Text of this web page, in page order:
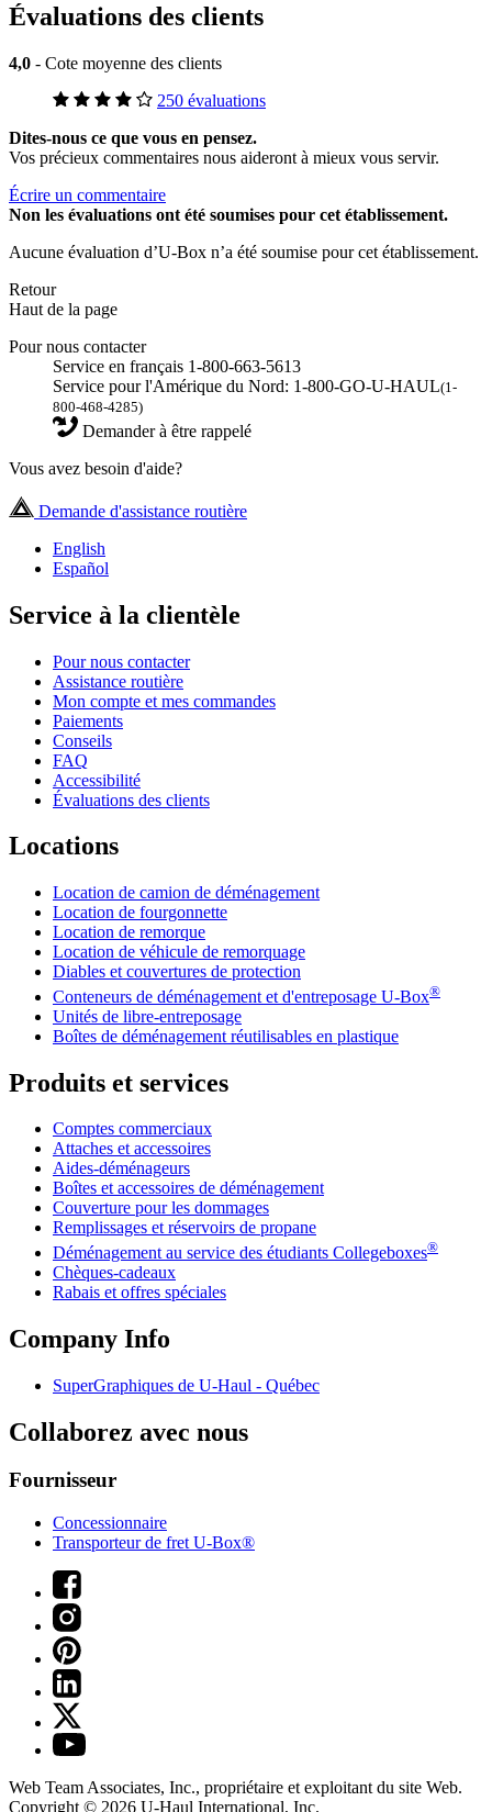
Évaluations des clients
4,0 - Cote moyenne des clients
250 évaluations
Dites-nous ce que vous en pensez.
Vos précieux commentaires nous aideront à mieux vous servir.
Écrire un commentaire
Non les évaluations ont été soumises pour cet établissement.
Aucune évaluation d’U-Box n’a été soumise pour cet établissement.
Retour
Haut de la page
Pour nous contacter
Service en français 1-800-663-5613
Service pour l'Amérique du Nord: 1-800-GO-U-HAUL(1-
800-468-4285)
Demander à être rappelé
Vous avez besoin d'aide?
Demande d'assistance routière
English
Español
Service à la clientèle
Pour nous contacter
Assistance routière
Mon compte et mes commandes
Paiements
Conseils
FAQ
Accessibilité
Évaluations des clients
Locations
Location de camion de déménagement
Location de fourgonnette
Location de remorque
Location de véhicule de remorquage
Diables et couvertures de protection
Conteneurs de déménagement et d'entreposage U-Box®
Unités de libre-entreposage
Boîtes de déménagement réutilisables en plastique
Produits et services
Comptes commerciaux
Attaches et accessoires
Aides-déménageurs
Boîtes et accessoires de déménagement
Couverture pour les dommages
Remplissages et réservoirs de propane
Déménagement au service des étudiants Collegeboxes®
Chèques-cadeaux
Rabais et offres spéciales
Company Info
SuperGraphiques de U-Haul - Québec
Collaborez avec nous
Fournisseur
Concessionnaire
Transporteur de fret U-Box®
Web Team Associates, Inc., propriétaire et exploitant du site Web.
Copyright © 2026 U-Haul International, Inc.